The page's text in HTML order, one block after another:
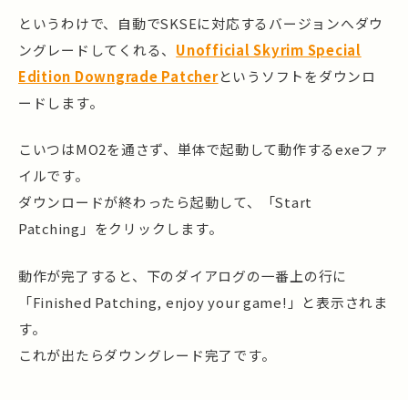
というわけで、自動でSKSEに対応するバージョンへダウ
ングレードしてくれる、 Unofficial Skyrim Special
Edition Downgrade Patcherというソフトをダウンロ
ードします。
こいつはMO2を通さず、単体で起動して動作するexeファ
イルです。
ダウンロードが終わったら起動して、「Start
Patching」をクリックします。
動作が完了すると、下のダイアログの一番上の行に
「Finished Patching, enjoy your game!」と表示されま
す。
これが出たらダウングレード完了です。